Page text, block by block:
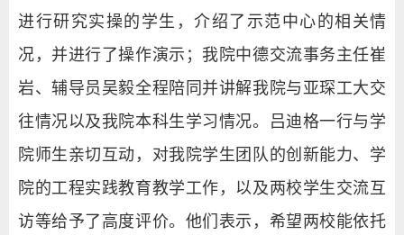
进行研究实操的学生，介绍了示范中心的相关情
况，并进行了操作演示；我院中德交流事务主任崔
岩、辅导员吴毅全程陪同并讲解我院与亚琛工大交
往情况以及我院本科生学习情况。吕迪格一行与学
院师生亲切互动，对我院学生团队的创新能力、学
院的工程实践教育教学工作，以及两校学生交流互
访等给予了高度评价。他们表示，希望两校能依托